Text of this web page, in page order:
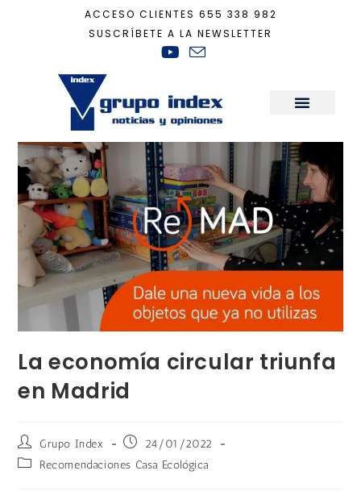
ACCESO CLIENTES 655 338 982
SUSCRÍBETE A LA NEWSLETTER
Recomendaciones Casa Ecológica
La economía circular triunfa
en Madrid
Grupo Index
24/01/2022
Recomendaciones Casa Ecológica